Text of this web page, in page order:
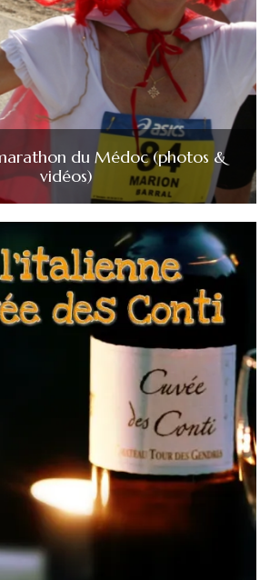
du Médoc (photos &
vidéos)